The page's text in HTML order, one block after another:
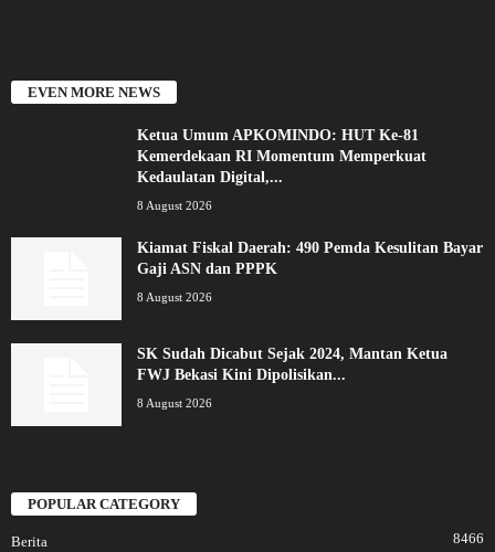
EVEN MORE NEWS
Ketua Umum APKOMINDO: HUT Ke-81
Kemerdekaan RI Momentum Memperkuat
Kedaulatan Digital,...
8 August 2026
Kiamat Fiskal Daerah: 490 Pemda Kesulitan Bayar
Gaji ASN dan PPPK
8 August 2026
SK Sudah Dicabut Sejak 2024, Mantan Ketua
FWJ Bekasi Kini Dipolisikan...
8 August 2026
POPULAR CATEGORY
Berita 8466